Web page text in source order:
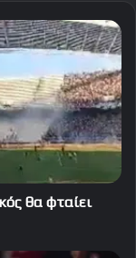
θα φταίει